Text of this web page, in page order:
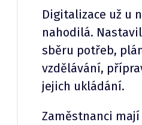
Digitalizace už u
nahodilá.
sběru potřeb,
vzdělávání,
jejich ukládání.
Zaměstnanci